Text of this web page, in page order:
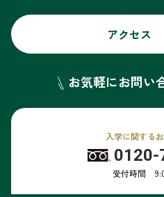
アクセス
お気軽にお問い
入学に関する
0120-
受付時間